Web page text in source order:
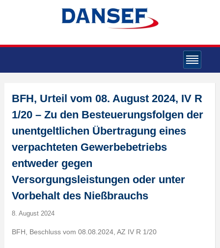
BFH, Urteil vom 08. August 2024, IV R
1/20 – Zu den Besteuerungsfolgen der
unentgeltlichen Übertragung eines
verpachteten Gewerbebetriebs
entweder gegen
Versorgungsleistungen oder unter
Vorbehalt des Nießbrauchs
8. August 2024
BFH, Beschluss vom 08.08.2024, AZ IV R 1/20